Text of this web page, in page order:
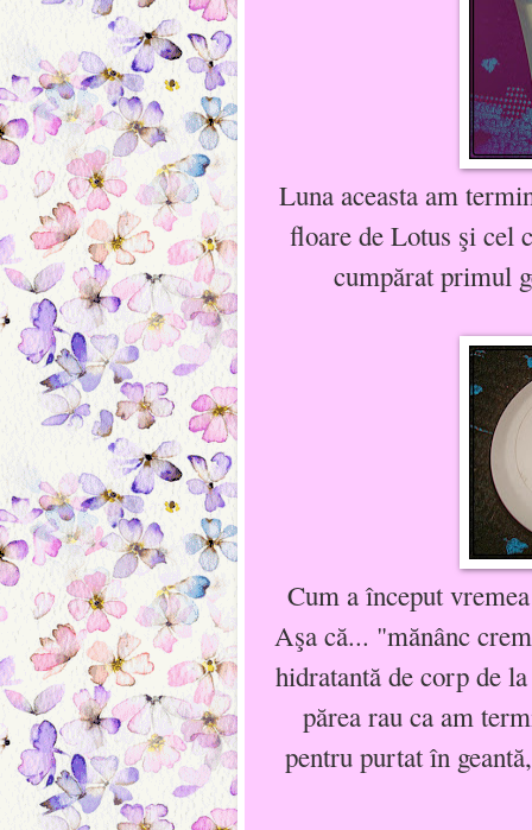
Luna aceasta am
floare de Lotus şi cel
cumpărat primul
Cum a început
Aşa că... "mănânc
hidratantă de corp de
părea rau ca am
pentru purtat în